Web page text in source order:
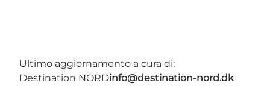
Ultimo aggiornamento a cura di:
Destination NORDinfo@destination-nord.dk